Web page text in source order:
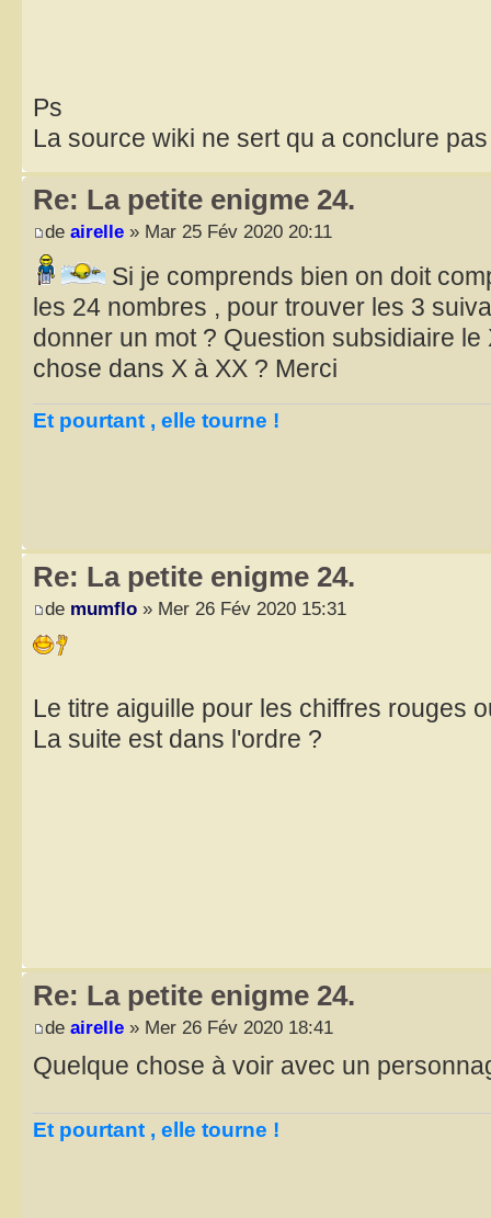
Ps
La source wiki ne sert qu a conclure
Re: La petite enigme 24.
de airelle » Mar 25 Fév 2020 20:11
Si je comprends bien on doit
les 24 nombres , pour trouver les 3
donner un mot ? Question subsidiaire
chose dans X à XX ? Merci
Et pourtant , elle tourne !
Re: La petite enigme 24.
de mumflo » Mer 26 Fév 2020 15:31
Le titre aiguille pour les chiffres rouges
La suite est dans l'ordre ?
Re: La petite enigme 24.
de airelle » Mer 26 Fév 2020 18:41
Quelque chose à voir avec un
Et pourtant , elle tourne !